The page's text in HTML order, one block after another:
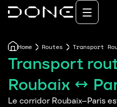
Home Routes Transport
Transport
Roubaix ↔
Le corridor Roubaix–Paris